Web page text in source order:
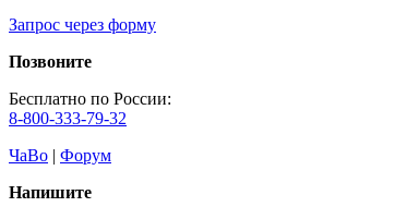
Запрос через форму
Позвоните
Бесплатно по России:
8-800-333-79-32
ЧаВо | Форум
Напишите